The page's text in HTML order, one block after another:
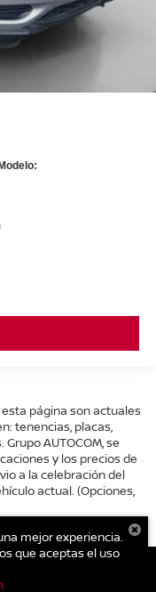
Modelo:
página son actuales
tenencias, placas,
AUTOCOM, se
y los precios de
a la celebración del
actual. (Opciones,
mejor experiencia.
que aceptas el uso